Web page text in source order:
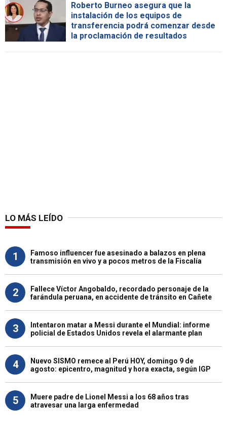
Roberto Burneo asegura que la
instalación de los equipos de
transferencia podrá comenzar desde
la proclamación de resultados
LO MÁS LEÍDO
1
Famoso influencer fue asesinado a balazos en plena
transmisión en vivo y a pocos metros de la Fiscalía
2
Fallece Víctor Angobaldo, recordado personaje de la
farándula peruana, en accidente de tránsito en Cañete
3
Intentaron matar a Messi durante el Mundial: informe
policial de Estados Unidos revela el alarmante plan
4
Nuevo SISMO remece al Perú HOY, domingo 9 de
agosto: epicentro, magnitud y hora exacta, según IGP
5
Muere padre de Lionel Messi a los 68 años tras
atravesar una larga enfermedad